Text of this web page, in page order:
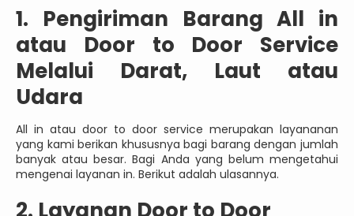
1. Pengiriman Barang All in
atau Door to Door Service
Melalui Darat, Laut atau
Udara
All in atau door to door service merupakan layananan
yang kami berikan khususnya bagi barang dengan jumlah
banyak atau besar. Bagi Anda yang belum mengetahui
mengenai layanan in. Berikut adalah ulasannya.